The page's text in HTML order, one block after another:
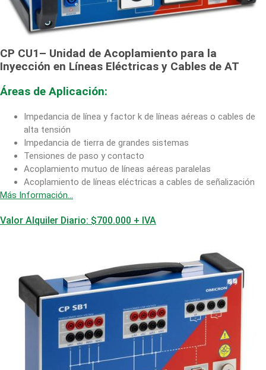
CP CU1– Unidad de Acoplamiento para la
Inyección en Líneas Eléctricas y Cables de AT
Áreas de Aplicación:
Impedancia de línea y factor k de líneas aéreas o cables de
alta tensión
Impedancia de tierra de grandes sistemas
Tensiones de paso y contacto
Acoplamiento mutuo de líneas aéreas paralelas
Acoplamiento de líneas eléctricas a cables de señalización
Más Información…
Valor Alquiler Diario: $700.000 + IVA